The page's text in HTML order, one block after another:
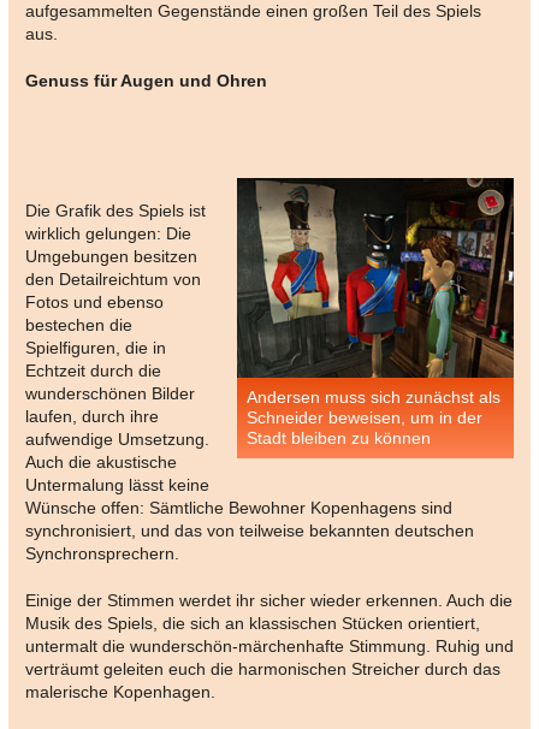
aufgesammelten Gegenstände einen großen Teil des Spiels
aus.
Genuss für Augen und Ohren
Andersen muss sich zunächst als
Schneider beweisen, um in der
Stadt bleiben zu können
Die Grafik des Spiels ist
wirklich gelungen: Die
Umgebungen besitzen
den Detailreichtum von
Fotos und ebenso
bestechen die
Spielfiguren, die in
Echtzeit durch die
wunderschönen Bilder
laufen, durch ihre
aufwendige Umsetzung.
Auch die akustische
Untermalung lässt keine
Wünsche offen: Sämtliche Bewohner Kopenhagens sind
synchronisiert, und das von teilweise bekannten deutschen
Synchronsprechern.
Einige der Stimmen werdet ihr sicher wieder erkennen. Auch die
Musik des Spiels, die sich an klassischen Stücken orientiert,
untermalt die wunderschön-märchenhafte Stimmung. Ruhig und
verträumt geleiten euch die harmonischen Streicher durch das
malerische Kopenhagen.